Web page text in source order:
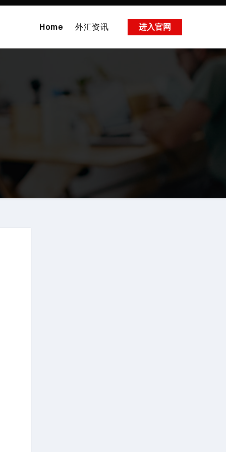
Home 外汇资讯 进入官网